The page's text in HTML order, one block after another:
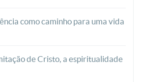
como caminho para uma vida
de Cristo, a espiritualidade